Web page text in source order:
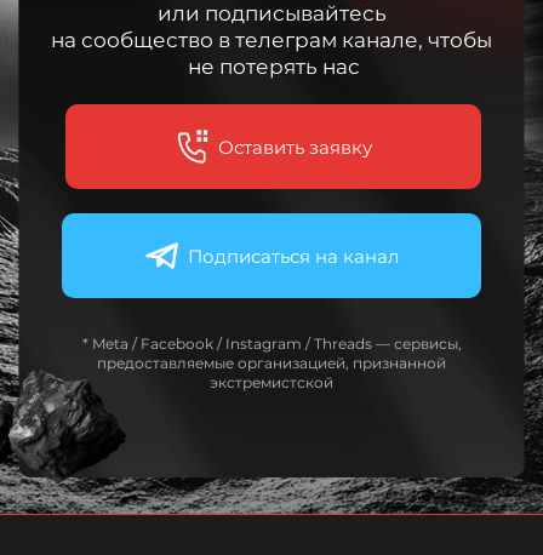
или подписывайтесь
на сообщество в телеграм канале, чтобы
не потерять нас
Оставить заявку
Подписаться на канал
* Meta / Facebook / Instagram / Threads — сервисы,
предоставляемые организацией, признанной
экстремистской